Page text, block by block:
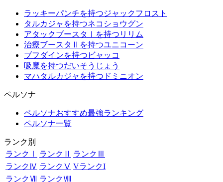
ラッキーパンチを持つジャックフロスト
タルカジャを持つネコショウグン
アタックブースタⅠを持つリリム
治療ブースタⅡを持つユニコーン
ブフダインを持つビャッコ
吸魔を持つだいそうじょう
マハタルカジャを持つドミニオン
ペルソナ
ペルソナおすすめ最強ランキング
ペルソナ一覧
ランク別
ランクⅠ
ランクⅡ ランクⅢ
ランクⅣ ランクⅤ VランクI
ランクⅦ ランクⅧ